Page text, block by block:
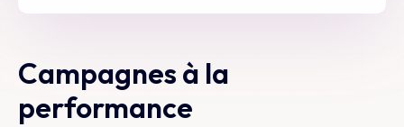
Campagnes à la
performance